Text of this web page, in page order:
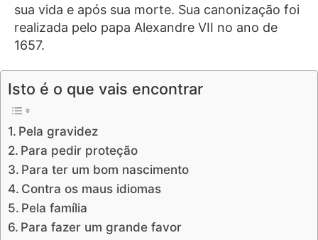
sua vida e após sua morte. Sua canonização foi
realizada pelo papa Alexandre VII no ano de
1657.
Isto é o que vais encontrar
Pela gravidez
Para pedir proteção
Para ter um bom nascimento
Contra os maus idiomas
Pela família
Para fazer um grande favor